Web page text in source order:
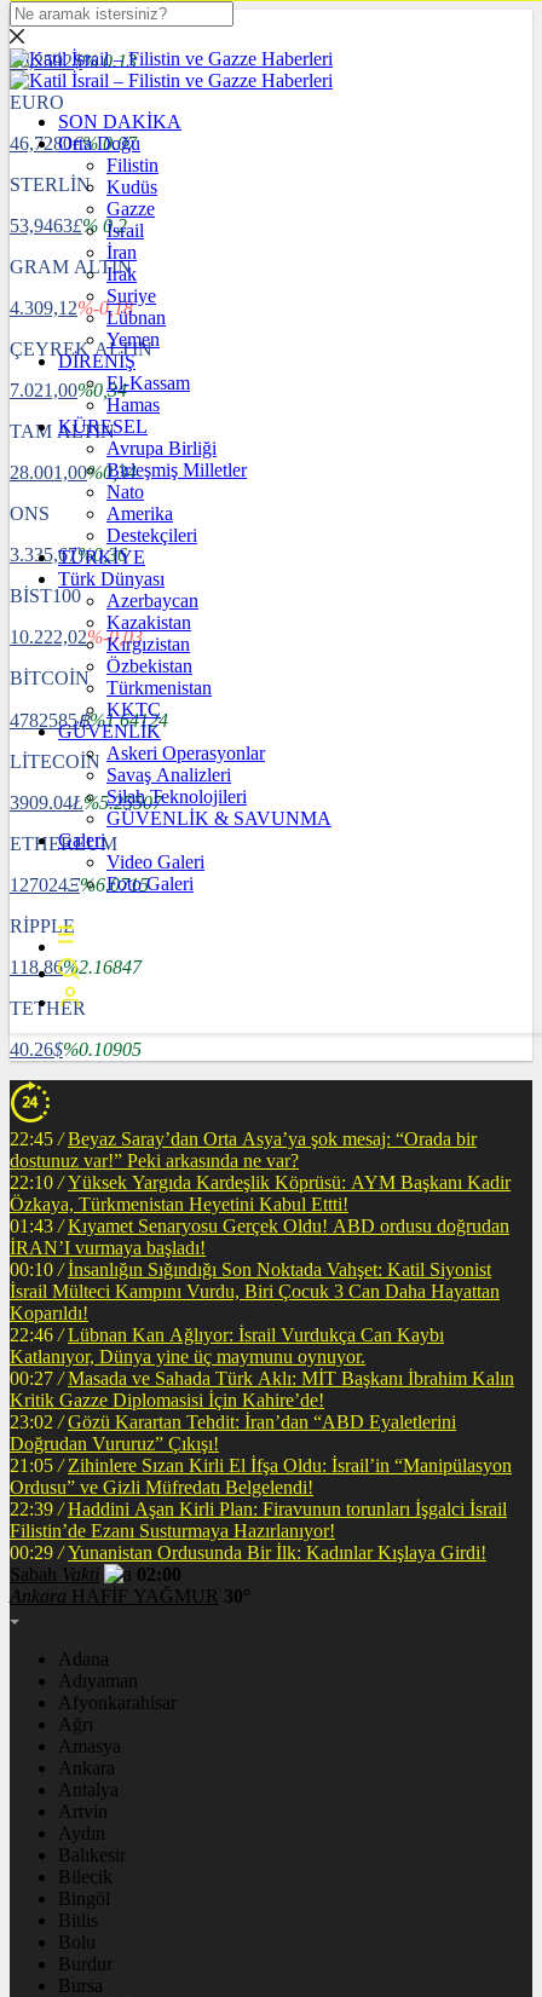
DOLAR
40,2592$% 0.13
EURO
46,7280€% 0.07
STERLİN
53,9463£% 0.2
GRAM ALTIN
4.309,12%-0,18
ÇEYREK ALTIN
7.021,00%0,34
TAM ALTIN
28.001,00%0,34
ONS
3.335,67%0,36
BİST100
10.222,02%-0,03
BİTCOİN
4782585฿%1.64124
LİTECOİN
3909.04Ł%5.25507
ETHEREUM
127024Ξ%6.0715
RİPPLE
118.86%2.16847
TETHER
40.26$%0.10905
SON DAKİKA
Orta Doğu
Filistin
Kudüs
Gazze
İsrail
İran
Irak
Suriye
Lübnan
Yemen
DİRENİŞ
El-Kassam
Hamas
KÜRESEL
Avrupa Birliği
Birleşmiş Milletler
Nato
Amerika
Destekçileri
TÜRKİYE
Türk Dünyası
Azerbaycan
Kazakistan
Kırgızistan
Özbekistan
Türkmenistan
KKTC
GÜVENLİK
Askeri Operasyonlar
Savaş Analizleri
Silah Teknolojileri
GÜVENLİK & SAVUNMA
Galeri
Video Galeri
Foto Galeri
22:45 / Beyaz Saray’dan Orta Asya’ya şok mesaj: “Orada bir
dostunuz var!” Peki arkasında ne var?
22:10 / Yüksek Yargıda Kardeşlik Köprüsü: AYM Başkanı Kadir
Özkaya, Türkmenistan Heyetini Kabul Ettti!
01:43 / Kıyamet Senaryosu Gerçek Oldu! ABD ordusu doğrudan
İRAN’I vurmaya başladı!
00:10 / İnsanlığın Sığındığı Son Noktada Vahşet: Katil Siyonist
İsrail Mülteci Kampını Vurdu, Biri Çocuk 3 Can Daha Hayattan
Koparıldı!
22:46 / Lübnan Kan Ağlıyor: İsrail Vurdukça Can Kaybı
Katlanıyor, Dünya yine üç maymunu oynuyor.
00:27 / Masada ve Sahada Türk Aklı: MİT Başkanı İbrahim Kalın
Kritik Gazze Diplomasisi İçin Kahire’de!
23:02 / Gözü Karartan Tehdit: İran’dan “ABD Eyaletlerini
Doğrudan Vururuz” Çıkışı!
21:05 / Zihinlere Sızan Kirli El İfşa Oldu: İsrail’in “Manipülasyon
Ordusu” ve Gizli Müfredatı Belgelendi!
22:39 / Haddini Aşan Kirli Plan: Firavunun torunları İşgalci İsrail
Filistin’de Ezanı Susturmaya Hazırlanıyor!
00:29 / Yunanistan Ordusunda Bir İlk: Kadınlar Kışlaya Girdi!
Sabah Vakti
02:00
Ankara HAFİF YAĞMUR 30°
Adana
Adıyaman
Afyonkarahisar
Ağrı
Amasya
Ankara
Antalya
Artvin
Aydın
Balıkesir
Bilecik
Bingöl
Bitlis
Bolu
Burdur
Bursa